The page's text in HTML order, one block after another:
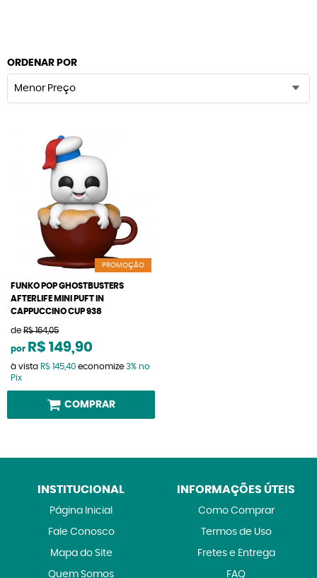
ORDENAR POR
Menor Preço
PROMOÇÃO
FUNKO POP GHOSTBUSTERS
AFTERLIFE MINI PUFT IN
CAPPUCCINO CUP 938
de R$ 164,05
por R$ 149,90
à vista R$ 145,40 economize 3% no
Pix
COMPRAR
INSTITUCIONAL
Página Inicial
Fale Conosco
Mapa do Site
Quem Somos
INFORMAÇÕES ÚTEIS
Como Comprar
Termos de Uso
Fretes e Entrega
FAQ